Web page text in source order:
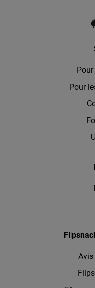
Pour
Avis